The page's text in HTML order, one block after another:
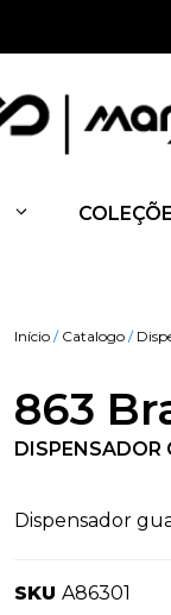
Início / Catalogo /
863
DISPENSADOR
Dispensador
SKU A86301